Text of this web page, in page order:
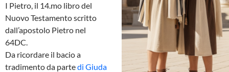
I Pietro, il 14.mo libro del
Nuovo Testamento scritto
dall’apostolo Pietro nel
64DC.
Da ricordare il bacio a
tradimento da partedi Giuda